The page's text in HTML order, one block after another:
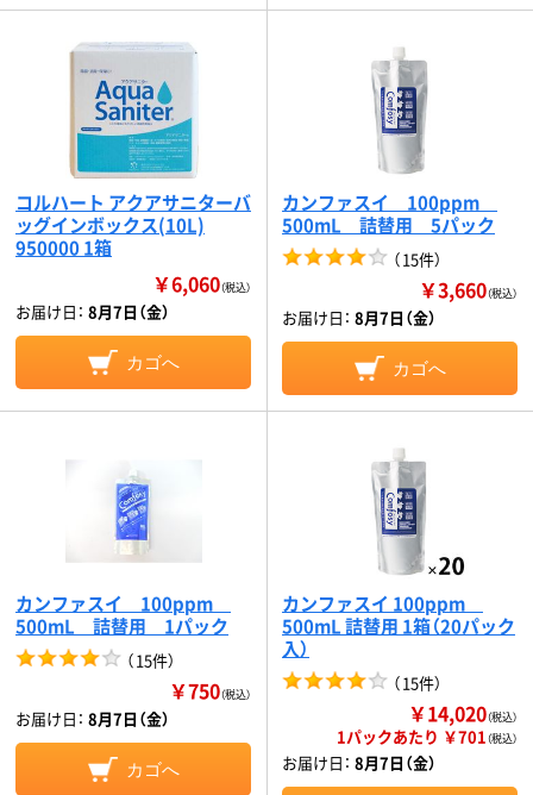
コルハート アクアサニターバ
ッグインボックス(10L)
950000 1箱
￥6,060（税込）
お届け日： 8月7日（金）
カゴへ
カンファスイ 100ppm
500mL 詰替用 5パック
（15件）
￥3,660（税込）
お届け日： 8月7日（金）
カゴへ
カンファスイ 100ppm
500mL 詰替用 1パック
（15件）
￥750（税込）
お届け日： 8月7日（金）
カゴへ
カンファスイ 100ppm
500mL 詰替用 1箱（20パック
入）
（15件）
￥14,020（税込）
1パックあたり ￥701（税込）
お届け日： 8月7日（金）